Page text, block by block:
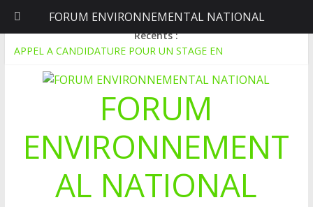
samedi, août 8, 2026
Récents :
APPEL A CANDIDATURE POUR UN STAGE EN
Le blogging au service de l’écologie : Benbere montre la voie
Inondations : le Mali déclare l’état de catastrophe nationale
Mali-Folkecenter Nyetaa initie 20 jeunes à la protection de
À Garalo, l’Association des personnes handicapées lutte contre
le déboisement grâce au tissage métallique
FORUM
ENVIRONNEMENT
AL NATIONAL
FORUM ENVIRONNEMENTAL NATIONAL